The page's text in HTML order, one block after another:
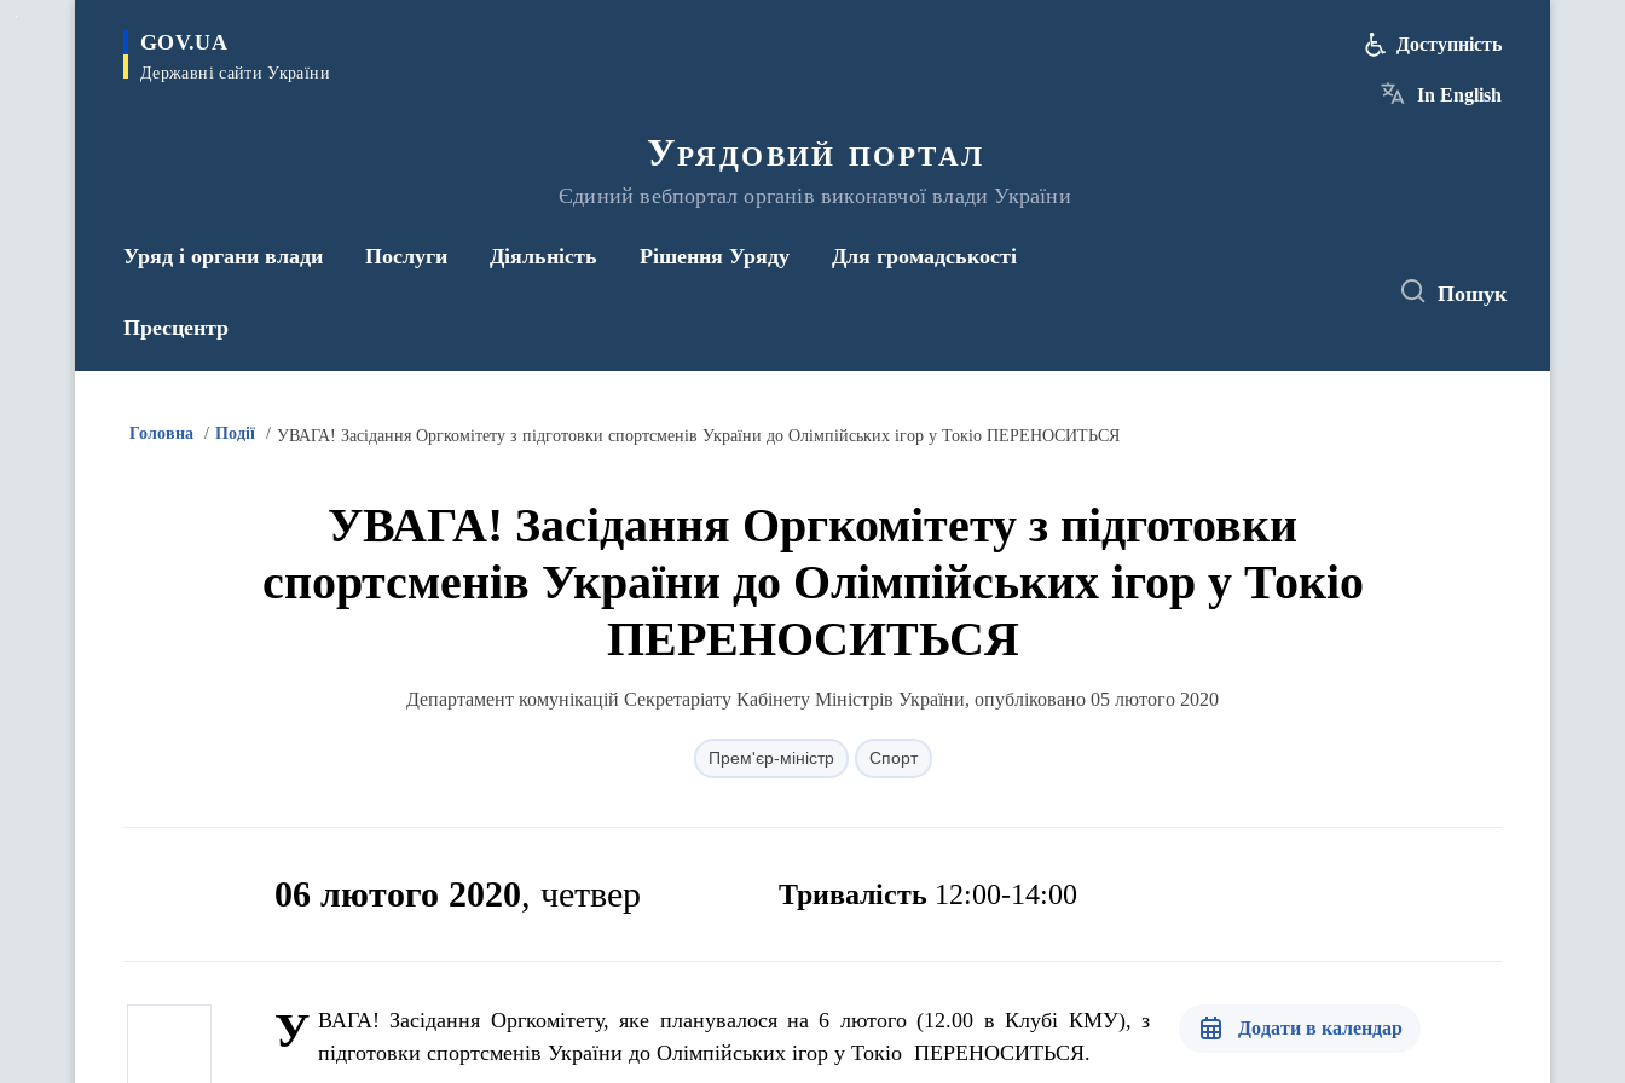
GOV.UA
Державні сайти України
Урядовий портал
Єдиний вебпортал органів виконавчої влади України
Доступність
In English
Уряд і органи влади Послуги Діяльність Рішення Уряду Для громадськості
Пресцентр
Пошук
Головна Події УВАГА! Засідання Оргкомітету з підготовки спортсменів України до Олімпійських ігор у Токіо ПЕРЕНОСИТЬСЯ
УВАГА! Засідання Оргкомітету з підготовки
спортсменів України до Олімпійських ігор у Токіо
ПЕРЕНОСИТЬСЯ
Департамент комунікацій Секретаріату Кабінету Міністрів України, опубліковано 05 лютого 2020
Прем'єр-міністр Спорт
06 лютого 2020, четвер Тривалість 12:00-14:00
У ВАГА! Засідання Оргкомітету, яке планувалося на 6 лютого (12.00 в Клубі КМУ), з
підготовки спортсменів України до Олімпійських ігор у Токіо ПЕРЕНОСИТЬСЯ.
Додати в календар